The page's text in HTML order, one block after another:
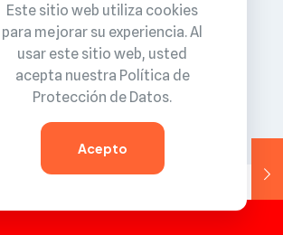
Este sitio web utiliza cookies
para mejorar su experiencia. Al
usar este sitio web, usted
acepta nuestra Política de
Protección de Datos.
Acepto